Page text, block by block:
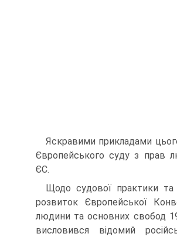
Яскравими прикладами
Європей­ського суду з прав
ЄС.
Щодо судової практики та
розвиток Єв­ропейської
людини та основних свобод
висловився відомий